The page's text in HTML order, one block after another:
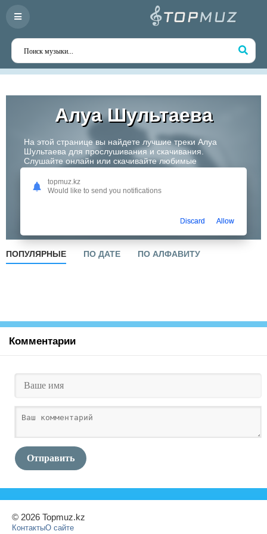
Алуа Шультаева
На этой странице вы найдете лучшие треки Алуа
Шультаева для прослушивания и скачивания.
Слушайте онлайн или скачивайте любимые
композиции в высоком качестве. Откройте для себя
творчество одного из самых перспективных артистов
Казахстана!
ПОПУЛЯРНЫЕ ПО ДАТЕ ПО АЛФАВИТУ
Комментарии
Отправить
© 2026 Topmuz.kz
КонтактыО сайте
topmuz.kz
Would like to send you notifications
Discard Allow